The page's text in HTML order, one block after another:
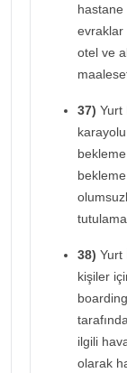
hastane
evraklar
otel ve
37) Yurt
38) Yurt
kişiler
ilgili
olarak